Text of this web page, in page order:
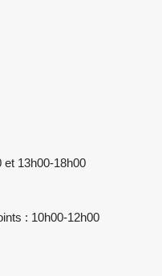
et 13h00-18h00
: 10h00-12h00